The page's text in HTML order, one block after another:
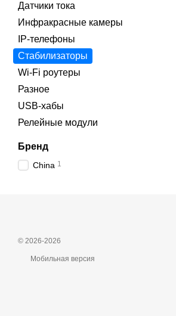
Датчики тока
Инфракрасные камеры
IP-телефоны
Стабилизаторы
Wi‑Fi роутеры
Разное
USB-хабы
Релейные модули
Бренд
China 1
© 2026-2026
Мобильная версия